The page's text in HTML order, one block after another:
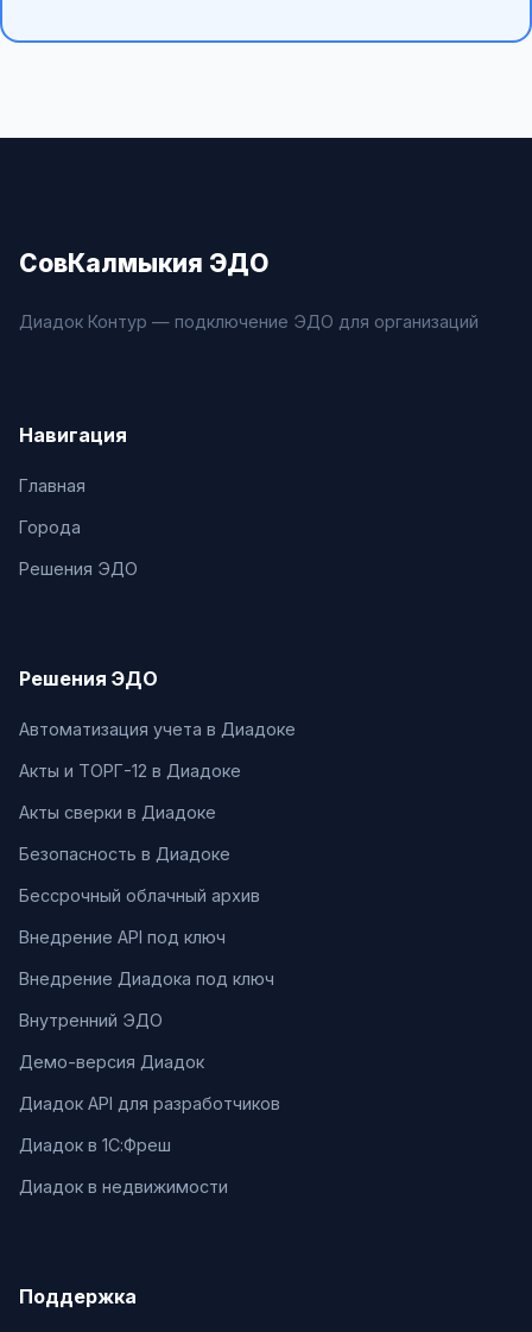
СовКалмыкия ЭДО
Диадок Контур — подключение ЭДО для организаций
Навигация
Главная
Города
Решения ЭДО
Решения ЭДО
Автоматизация учета в Диадоке
Акты и ТОРГ-12 в Диадоке
Акты сверки в Диадоке
Безопасность в Диадоке
Бессрочный облачный архив
Внедрение API под ключ
Внедрение Диадока под ключ
Внутренний ЭДО
Демо-версия Диадок
Диадок API для разработчиков
Диадок в 1С:Фреш
Диадок в недвижимости
Поддержка